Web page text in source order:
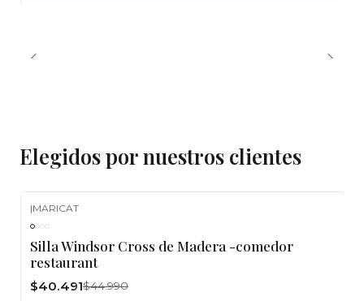
Elegidos por nuestros clientes
|MARICAT
Silla Windsor Cross de Madera -comedor
restaurant
$40.491$44.990